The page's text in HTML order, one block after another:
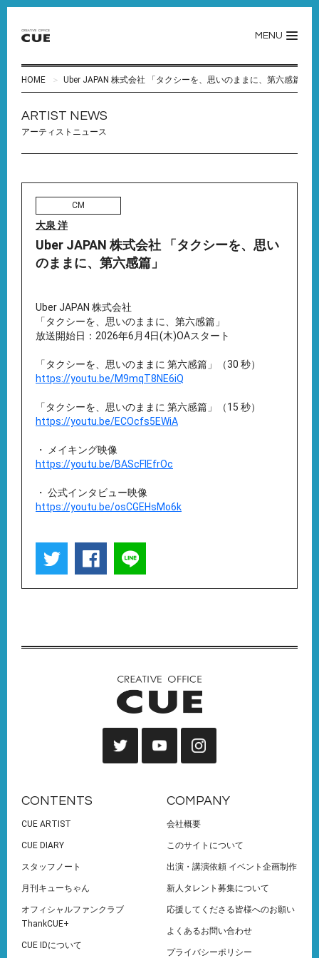
MENU
HOME Uber JAPAN 株式会社 「タクシーを、思いのままに、第六感篇」
ARTIST NEWS
アーティストニュース
CM
大泉 洋
Uber JAPAN 株式会社 「タクシーを、思い
のままに、第六感篇」
Uber JAPAN 株式会社
「タクシーを、思いのままに、第六感篇」
放送開始日：2026年6月4日(木)OAスタート
「タクシーを、思いのままに 第六感篇」（30 秒）
https://youtu.be/M9mqT8NE6iQ
「タクシーを、思いのままに 第六感篇」（15 秒）
https://youtu.be/ECOcfs5EWiA
・ メイキング映像
https://youtu.be/BAScFIEfrOc
・ 公式インタビュー映像
https://youtu.be/osCGEHsMo6k
CONTENTS
CUE ARTIST
CUE DIARY
スタッフノート
月刊キューちゃん
オフィシャルファンクラブ
ThankCUE+
CUE IDについて
COMPANY
会社概要
このサイトについて
出演・講演依頼 イベント企画制作
新人タレント募集について
応援してくださる皆様へのお願い
よくあるお問い合わせ
プライバシーポリシー